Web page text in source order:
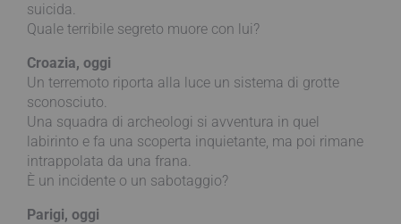
suicida.
Quale terribile segreto muore con lui?
Croazia, oggi
Un terremoto riporta alla luce un sistema di grotte
sconosciuto.
Una squadra di archeologi si avventura in quel
labirinto e fa una scoperta inquietante, ma poi rimane
intrappolata da una frana.
È un incidente o un sabotaggio?
Parigi, oggi